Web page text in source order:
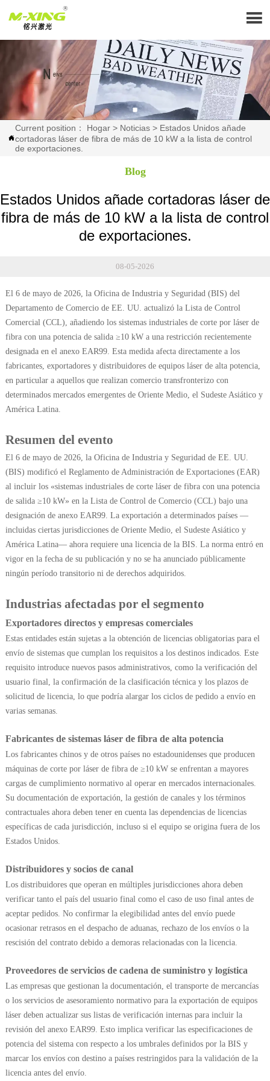


Current position： Hogar > Noticias > Estados Unidos añade
cortadoras láser de fibra de más de 10 kW a la lista de control
de exportaciones.
Blog
Estados Unidos añade cortadoras láser de
fibra de más de 10 kW a la lista de control
de exportaciones.
08-05-2026
El 6 de mayo de 2026, la Oficina de Industria y Seguridad (BIS) del
Departamento de Comercio de EE. UU. actualizó la Lista de Control
Comercial (CCL), añadiendo los sistemas industriales de corte por láser de
fibra con una potencia de salida ≥10 kW a una restricción recientemente
designada en el anexo EAR99. Esta medida afecta directamente a los
fabricantes, exportadores y distribuidores de equipos láser de alta potencia,
en particular a aquellos que realizan comercio transfronterizo con
determinados mercados emergentes de Oriente Medio, el Sudeste Asiático y
América Latina.
Resumen del evento
El 6 de mayo de 2026, la Oficina de Industria y Seguridad de EE. UU.
(BIS) modificó el Reglamento de Administración de Exportaciones (EAR)
al incluir los «sistemas industriales de corte láser de fibra con una potencia
de salida ≥10 kW» en la Lista de Control de Comercio (CCL) bajo una
designación de anexo EAR99. La exportación a determinados países —
incluidas ciertas jurisdicciones de Oriente Medio, el Sudeste Asiático y
América Latina— ahora requiere una licencia de la BIS. La norma entró en
vigor en la fecha de su publicación y no se ha anunciado públicamente
ningún período transitorio ni de derechos adquiridos.
Industrias afectadas por el segmento
Exportadores directos y empresas comerciales
Estas entidades están sujetas a la obtención de licencias obligatorias para el
envío de sistemas que cumplan los requisitos a los destinos indicados. Este
requisito introduce nuevos pasos administrativos, como la verificación del
usuario final, la confirmación de la clasificación técnica y los plazos de
solicitud de licencia, lo que podría alargar los ciclos de pedido a envío en
varias semanas.
Fabricantes de sistemas láser de fibra de alta potencia
Los fabricantes chinos y de otros países no estadounidenses que producen
máquinas de corte por láser de fibra de ≥10 kW se enfrentan a mayores
cargas de cumplimiento normativo al operar en mercados internacionales.
Su documentación de exportación, la gestión de canales y los términos
contractuales ahora deben tener en cuenta las dependencias de licencias
específicas de cada jurisdicción, incluso si el equipo se origina fuera de los
Estados Unidos.
Distribuidores y socios de canal
Los distribuidores que operan en múltiples jurisdicciones ahora deben
verificar tanto el país del usuario final como el caso de uso final antes de
aceptar pedidos. No confirmar la elegibilidad antes del envío puede
ocasionar retrasos en el despacho de aduanas, rechazo de los envíos o la
rescisión del contrato debido a demoras relacionadas con la licencia.
Proveedores de servicios de cadena de suministro y logística
Las empresas que gestionan la documentación, el transporte de mercancías
o los servicios de asesoramiento normativo para la exportación de equipos
láser deben actualizar sus listas de verificación internas para incluir la
revisión del anexo EAR99. Esto implica verificar las especificaciones de
potencia del sistema con respecto a los umbrales definidos por la BIS y
marcar los envíos con destino a países restringidos para la validación de la
licencia antes del envío.